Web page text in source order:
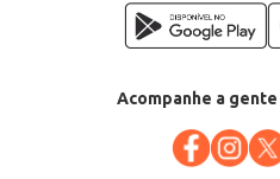
Acompanhe a